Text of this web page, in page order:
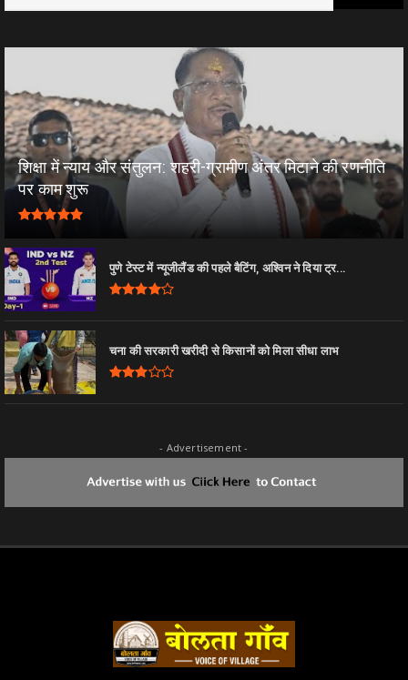
शिक्षा में न्याय और संतुलन: शहरी-ग्रामीण अंतर मिटाने की रणनीति
पर काम शुरू
पुणे टेस्ट में न्यूजीलैंड की पहले बैटिंग, अश्विन ने दिया ट्र...
चना की सरकारी खरीदी से किसानों को मिला सीधा लाभ
- Advertisement -